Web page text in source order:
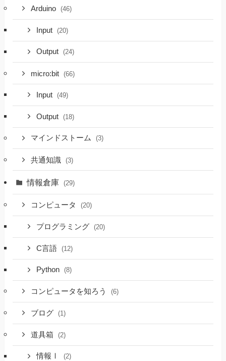
Arduino (46)
Input (20)
Output (24)
micro:bit (66)
Input (49)
Output (18)
マインドストーム (3)
共通知識 (3)
情報倉庫 (29)
コンピュータ (20)
プログラミング (20)
C言語 (12)
Python (8)
コンピュータを知ろう (6)
ブログ (1)
道具箱 (2)
情報Ⅰ (2)